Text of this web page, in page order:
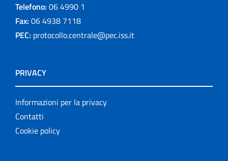
Telefono: 06 4990 1
Fax: 06 4938 7118
PEC: protocollo.centrale@pec.iss.it
PRIVACY
Informazioni per la privacy
Contatti
Cookie policy